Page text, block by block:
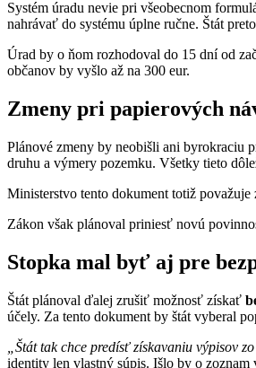
Systém úradu nevie pri všeobecnom
nahrávať do systému úplne ručne. Štát
Úrad by o ňom rozhodoval do 15 dní od
občanov by vyšlo až na 300 eur.
Zmeny pri papierových
Plánové zmeny by neobišli ani byrokraciu
druhu a výmery pozemku. Všetky tieto
Ministerstvo tento dokument totiž považuje
Zákon však plánoval priniesť novú
Stopka mal byť aj pre
Štát plánoval ďalej zrušiť možnosť získať
účely. Za tento dokument by štát vyberal
„Štát tak chce predísť získavaniu výpisov
identity len vlastný súpis. Išlo by o